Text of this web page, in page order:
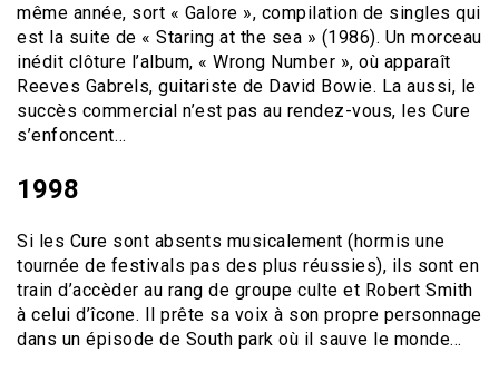
même année, sort « Galore », compilation de singles qui
est la suite de « Staring at the sea » (1986). Un morceau
inédit clôture l’album, « Wrong Number », où apparaît
Reeves Gabrels, guitariste de David Bowie. La aussi, le
succès commercial n’est pas au rendez-vous, les Cure
s’enfoncent…
1998
Si les Cure sont absents musicalement (hormis une
tournée de festivals pas des plus réussies), ils sont en
train d’accèder au rang de groupe culte et Robert Smith
à celui d’îcone. Il prête sa voix à son propre personnage
dans un épisode de South park où il sauve le monde…